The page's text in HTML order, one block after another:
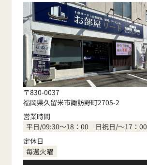
〒830-0037
福岡県久留米市諏訪野町2705-2
営業時間
平日/09:30～18：00 日祝日/～17：00
定休日
毎週火曜